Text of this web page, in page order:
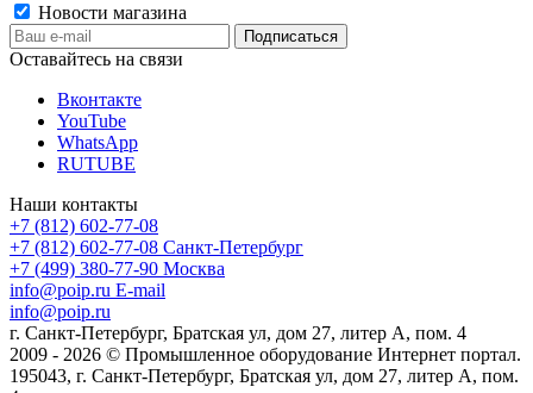
Новости магазина
Оставайтесь на связи
Вконтакте
YouTube
WhatsApp
RUTUBE
Наши контакты
+7 (812) 602-77-08
+7 (812) 602-77-08 Санкт-Петербург
+7 (499) 380-77-90 Москва
info@poip.ru E-mail
info@poip.ru
г. Санкт-Петербург, Братская ул, дом 27, литер А, пом. 4
2009 - 2026 © Промышленное оборудование Интернет портал.
195043, г. Санкт-Петербург, Братская ул, дом 27, литер А, пом.